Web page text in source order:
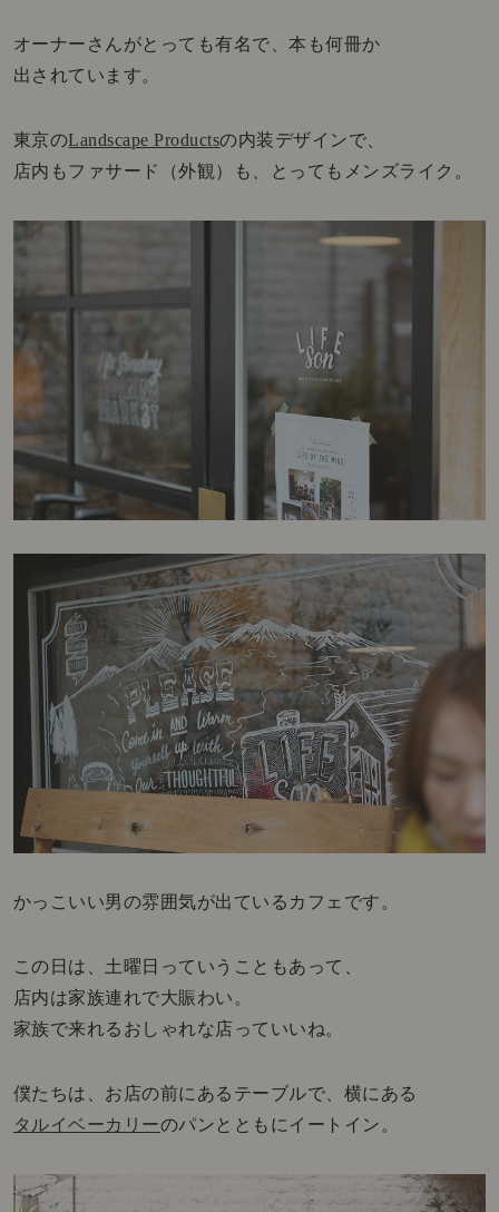
オーナーさんがとっても有名で、本も何冊か
出されています。
東京のLandscape Productsの内装デザインで、
店内もファサード（外観）も、とってもメンズライク。
かっこいい男の雰囲気が出ているカフェです。
この日は、土曜日っていうこともあって、
店内は家族連れで大賑わい。
家族で来れるおしゃれな店っていいね。
僕たちは、お店の前にあるテーブルで、横にある
タルイベーカリーのパンとともにイートイン。